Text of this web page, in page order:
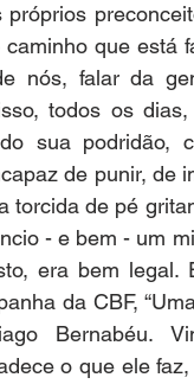
que está
nós, falar da
todos os
sua podridão,
de punir, de
torcida de pé
- e bem - um
era bem legal.
da CBF,
Bernabéu.
o que ele